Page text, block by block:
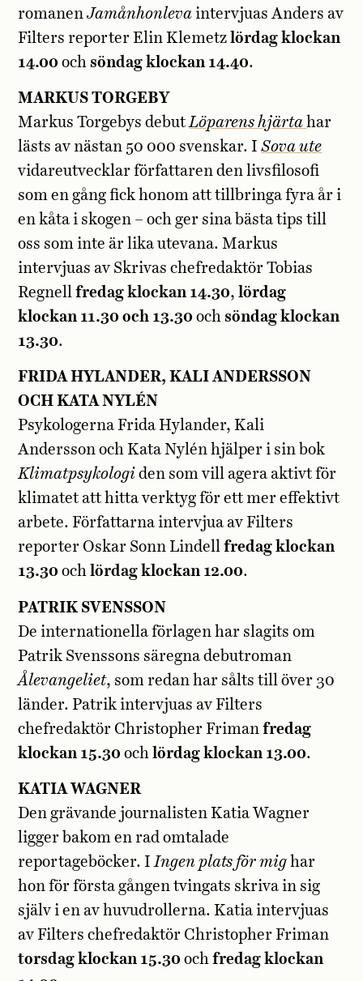
romanenJamånhonlevaintervjuas Anders av
Filters reporter Elin Klemetz lördag klockan
14.00 och söndag klockan 14.40.
MARKUS TORGEBY
Markus Torgebys debutLöparens hjärtahar
lästs av nästan 50 000 svenskar. ISova ute
vidareutvecklar författaren den livsfilosofi
som en gång fick honom att tillbringa fyra år i
en kåta i skogen – och ger sina bästa tips till
oss som inte är lika utevana. Markus
intervjuas av Skrivas chefredaktör Tobias
Regnellfredag klockan 14.30,lördag
klockan 11.30 och 13.30 ochsöndag klockan
13.30.
FRIDA HYLANDER, KALI ANDERSSON
OCH KATA NYLÉN
Psykologerna Frida Hylander, Kali
Andersson och Kata Nylén hjälper i sin bok
Klimatpsykologi den som vill agera aktivt för
klimatet att hitta verktyg för ett mer effektivt
arbete. Författarna intervjua av Filters
reporter Oskar Sonn Lindellfredag klockan
13.30 ochlördag klockan 12.00.
PATRIK SVENSSON
De internationella förlagen har slagits om
Patrik Svenssons säregna debutroman
Ålevangeliet, som redan har sålts till över 30
länder. Patrik intervjuas av Filters
chefredaktör Christopher Frimanfredag
klockan 15.30 och lördag klockan 13.00.
KATIA WAGNER
Den grävande journalisten Katia Wagner
ligger bakom en rad omtalade
reportageböcker. IIngen plats för mighar
hon för första gången tvingats skriva in sig
själv i en av huvudrollerna. Katia intervjuas
av Filters chefredaktör Christopher Friman
torsdag klockan 15.30 ochfredag klockan